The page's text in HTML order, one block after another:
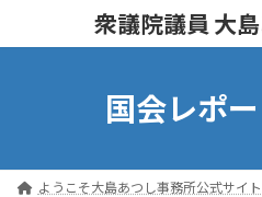
衆議院議員 大
国会レポ
ようこそ大島あつし事務所公式サイ